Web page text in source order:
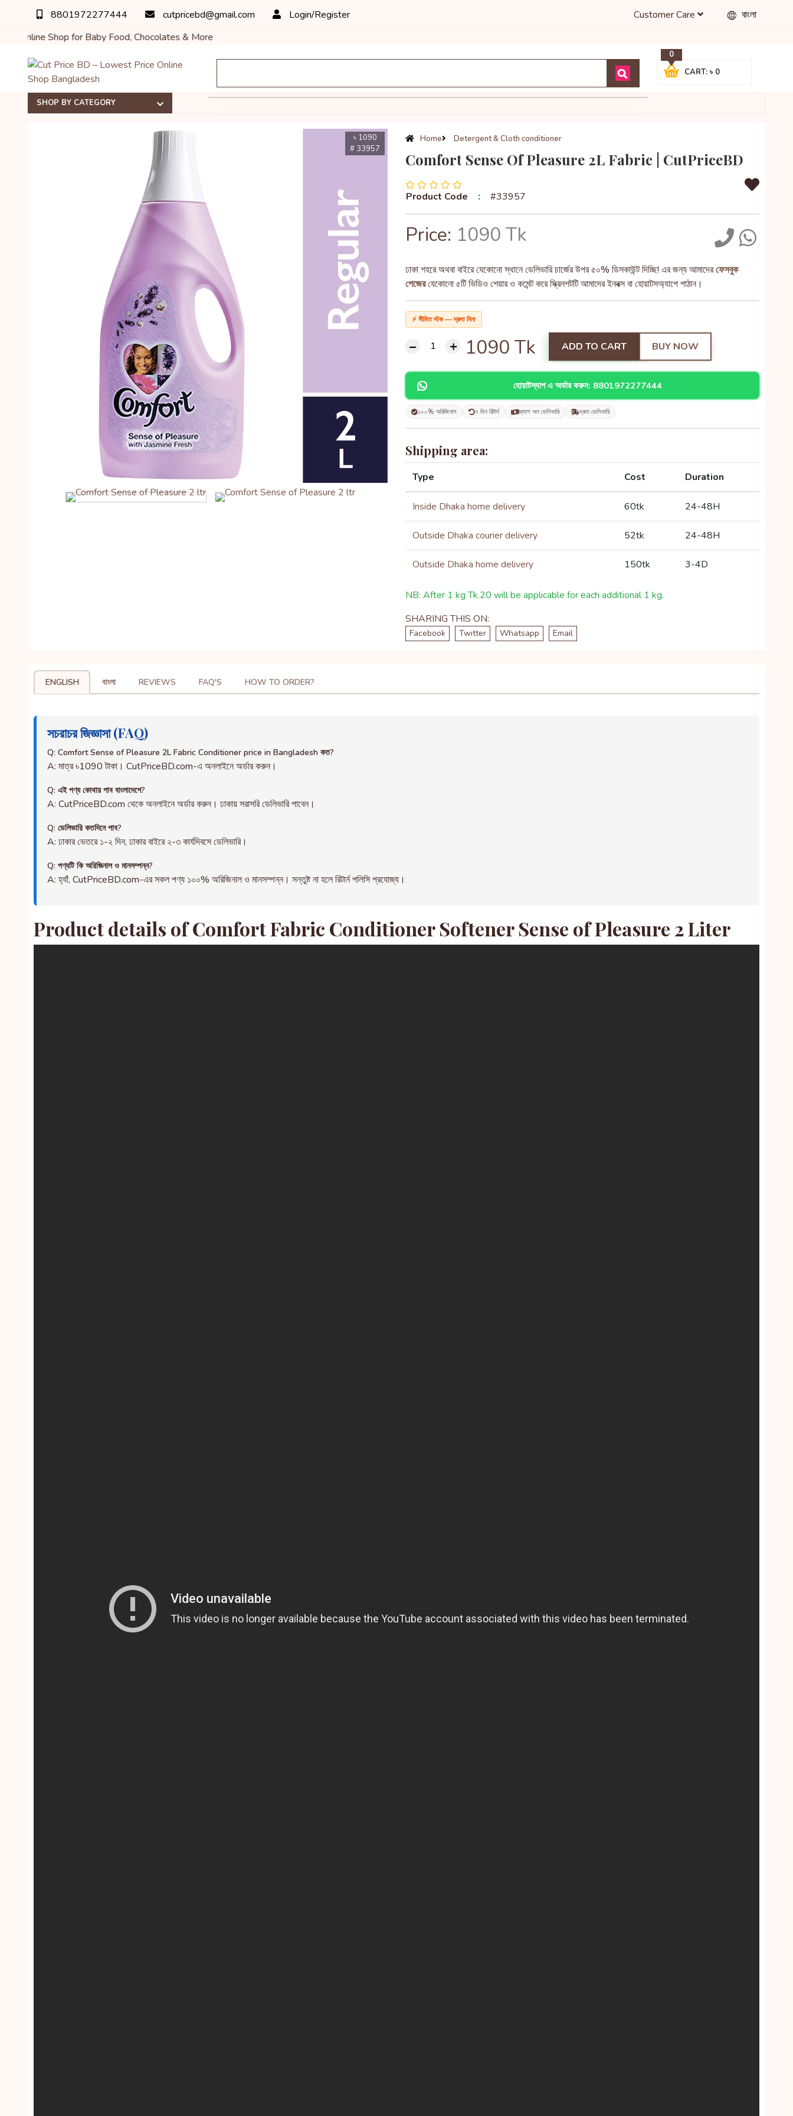
8801972277444 cutpricebd@gmail.com Login/Register বাংলা
Customer Care
Shop for Baby Food, Chocolates & More
CART: ৳ 0
0
SHOP BY CATEGORY
৳ 1090
# 33957
Home Detergent & Cloth conditioner
Comfort Sense Of Pleasure 2L Fabric | CutPriceBD
Product Code : #33957
Price: 1090 Tk
ঢাকা শহরে অথবা বাইরে যেকোনো স্থানে ডেলিভারি চার্জের উপর ৫০% ডিসকাউন্ট দিচ্ছি! এর জন্য আমাদেরফেসবুক
পেজেরযেকোনো ৫টি ভিডিও শেয়ার ও কমেন্ট করে স্ক্রিনশটটি আমাদের ইনবক্স বা হোয়াটসঅ্যাপে পাঠান।
⚡ সীমিত স্টক — দ্রুত নিন!
1090 Tk ADD TO CART BUY NOW
হোয়াটস্যাপ এ অর্ডার করুন: 8801972277444
১০০% অরিজিনাল ৭ দিন রিটার্ন ক্যাশ অন ডেলিভারি দ্রুত ডেলিভারি
Shipping area:
Type Cost Duration
Inside Dhaka home delivery 60tk 24-48H
Outside Dhaka courier delivery 52tk 24-48H
Outside Dhaka home delivery 150tk 3-4D
NB: After 1 kg Tk.20 will be applicable for each additional 1 kg.
SHARING THIS ON:
Facebook Twitter Whatsapp Email
ENGLISH বাংলা REVIEWS FAQ'S HOW TO ORDER?
সচরাচর জিজ্ঞাসা (FAQ)
Q: Comfort Sense of Pleasure 2L Fabric Conditioner price in Bangladesh কত?
A: মাত্র ৳1090 টাকা। CutPriceBD.com-এ অনলাইনে অর্ডার করুন।
Q: এই পণ্য কোথায় পাব বাংলাদেশে?
A: CutPriceBD.com থেকে অনলাইনে অর্ডার করুন। ঢাকায় সরাসরি ডেলিভারি পাবেন।
Q: ডেলিভারি কতদিনে পাব?
A: ঢাকার ভেতরে ১-২ দিন, ঢাকার বাইরে ২-৩ কার্যদিবসে ডেলিভারি।
Q: পণ্যটি কি অরিজিনাল ও মানসম্পন্ন?
A: হ্যাঁ, CutPriceBD.com-এর সকল পণ্য ১০০% অরিজিনাল ও মানসম্পন্ন। সন্তুষ্ট না হলে রিটার্ন পলিসি প্রযোজ্য।
Product details of Comfort Fabric Conditioner Softener Sense of Pleasure 2 Liter